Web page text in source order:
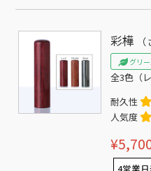
彩樺
グリ
全3色（
耐久性
人気度